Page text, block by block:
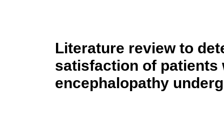
Literature review to
satisfaction of
encephalopathy